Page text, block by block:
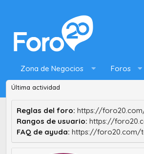
Zona de Negocios Foros
Última actividad
Reglas del foro: https://
Rangos de usuario: https://
FAQ de ayuda: https://foro20.com/